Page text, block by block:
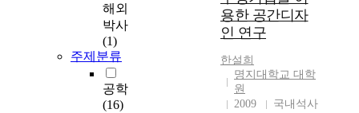
해외
박사
(1)
주제분류
공학
(16)
용한 공간디자
인 연구
한설희
명지대학교 대학
원
2009
국내석사